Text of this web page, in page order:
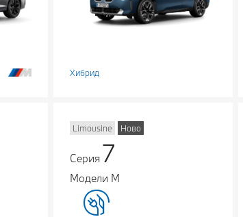
Хибрид
Limousine Ново
Серия 7
Модели М